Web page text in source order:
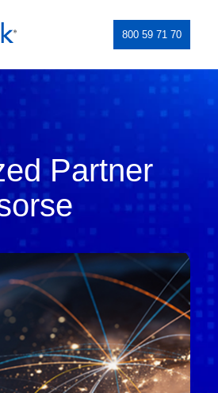
800 59 71 70
Partner